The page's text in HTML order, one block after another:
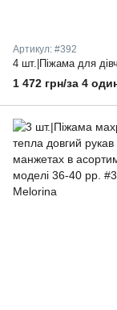
Артикул: #392
1 472 грн/за 4